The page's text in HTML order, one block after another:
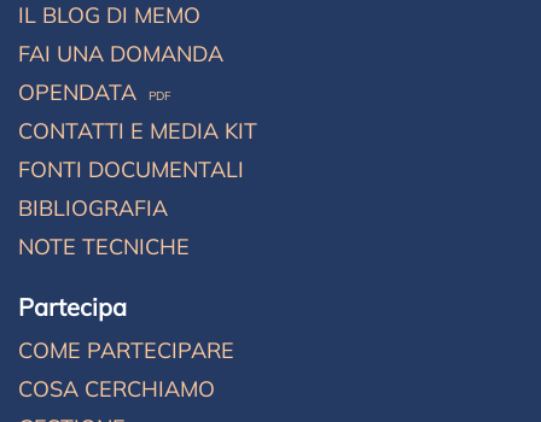
IL BLOG DI MEMO
FAI UNA DOMANDA
OPENDATA
PDF
CONTATTI E MEDIA KIT
FONTI DOCUMENTALI
BIBLIOGRAFIA
NOTE TECNICHE
Partecipa
COME PARTECIPARE
COSA CERCHIAMO